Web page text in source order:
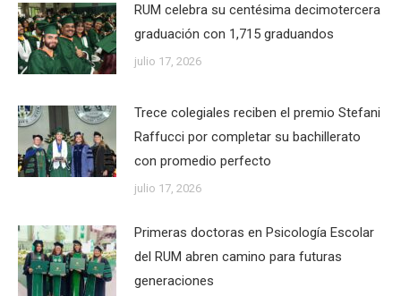
RUM celebra su centésima decimotercera
graduación con 1,715 graduandos
julio 17, 2026
Trece colegiales reciben el premio Stefani
Raffucci por completar su bachillerato
con promedio perfecto
julio 17, 2026
Primeras doctoras en Psicología Escolar
del RUM abren camino para futuras
generaciones